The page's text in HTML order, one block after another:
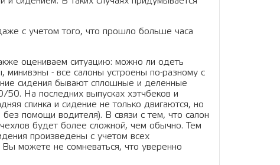
с учетом того, что прошло больше часа
оцениваем ситуацию: можно ли одеть
минивэны - все салоны устроены по-разному с
сидения бывают сплошные и деленные
На последних выпусках хэтчбеков и
спинка и сидение не только двигаются, но
помощи водителя). В связи с тем, что салон
будет более сложной, чем обычно. Тем
произведены с учетом всех
можете не сомневаться, что уверенно